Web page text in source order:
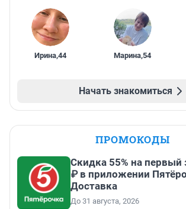
Ирина,44 Марина,54
Начать знакомиться
ПРОМОКОДЫ
Скидка 55% на первый
₽ в приложении
Доставка
До 31 августа, 2026